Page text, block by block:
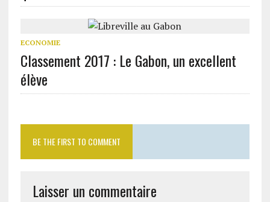
ECONOMIE
Classement 2017 : Le Gabon, un excellent
élève
BE THE FIRST TO COMMENT
Laisser un commentaire